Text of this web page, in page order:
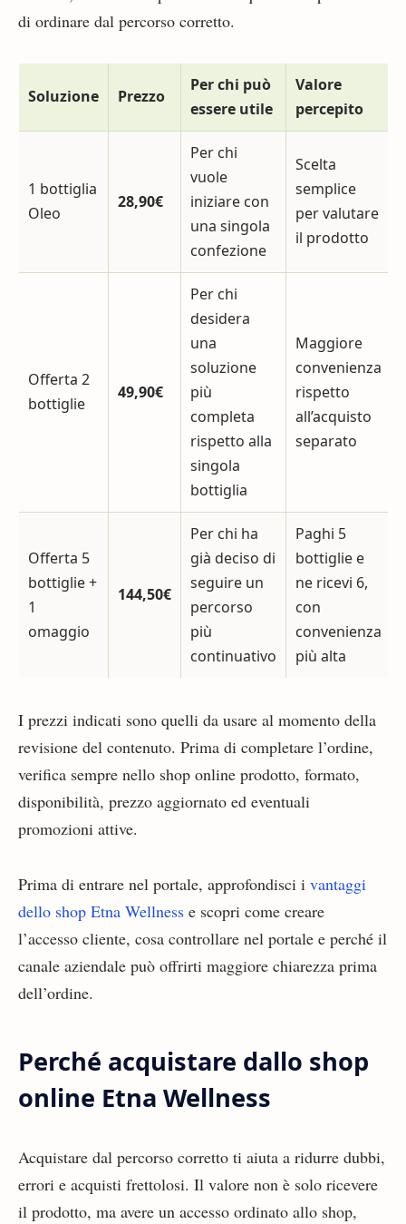
di ordinare dal percorso corretto.
Soluzione Prezzo
Per chi può
essere utile
Valore
percepito
1 bottiglia
Oleo
28,90€
Per chi
vuole
iniziare con
una singola
confezione
Scelta
semplice
per valutare
il prodotto
Offerta 2
bottiglie
49,90€
Per chi
desidera
una
soluzione
più
completa
rispetto alla
singola
bottiglia
Maggiore
convenienza
rispetto
all’acquisto
separato
Offerta 5
bottiglie +
1
omaggio
144,50€
Per chi ha
già deciso di
seguire un
percorso
più
continuativo
Paghi 5
bottiglie e
ne ricevi 6,
con
convenienza
più alta
I prezzi indicati sono quelli da usare al momento della
revisione del contenuto. Prima di completare l’ordine,
verifica sempre nello shop online prodotto, formato,
disponibilità, prezzo aggiornato ed eventuali
promozioni attive.
Prima di entrare nel portale, approfondisci i vantaggi
dello shop Etna Wellness e scopri come creare
l’accesso cliente, cosa controllare nel portale e perché il
canale aziendale può offrirti maggiore chiarezza prima
dell’ordine.
Perché acquistare dallo shop
online Etna Wellness
Acquistare dal percorso corretto ti aiuta a ridurre dubbi,
errori e acquisti frettolosi. Il valore non è solo ricevere
il prodotto, ma avere un accesso ordinato allo shop,